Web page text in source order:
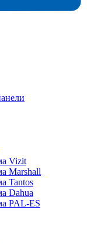
Vizit
Marshall
Tantos
Dahua
PAL-ES